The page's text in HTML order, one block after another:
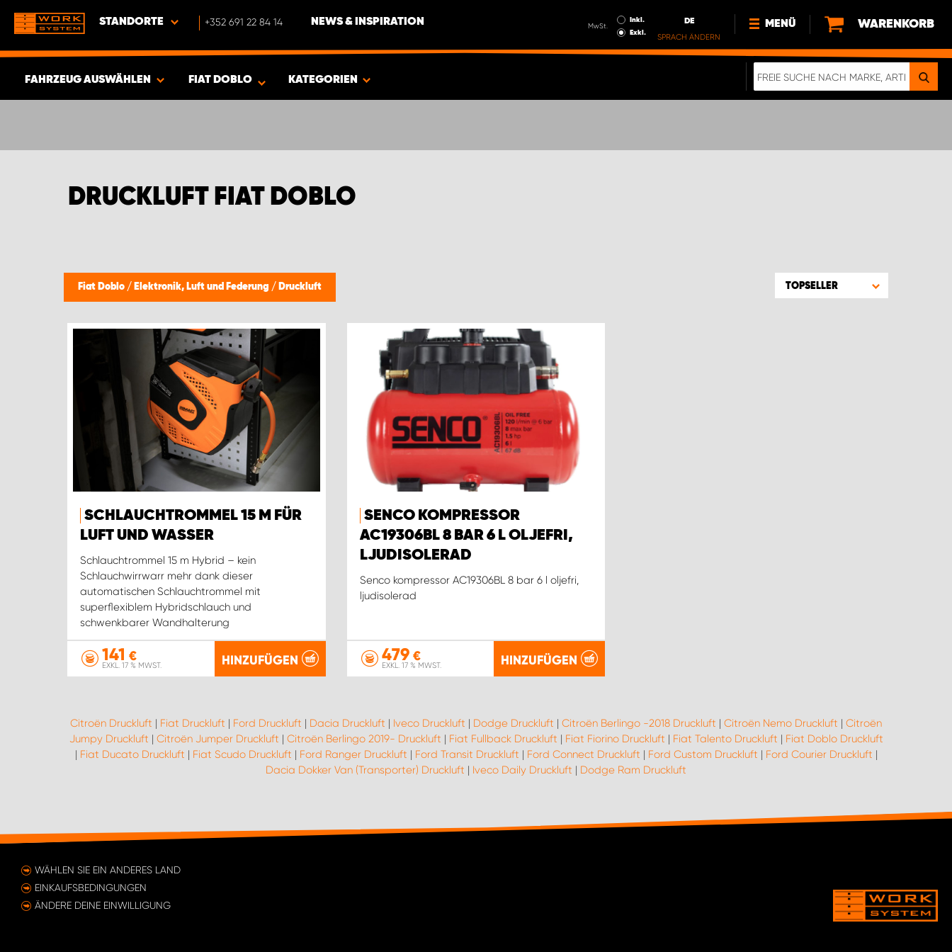
STANDORTE +352 691 22 84 14 NEWS & INSPIRATION MwSt.
Inkl.
Exkl.
DE
SPRACH ÄNDERN
MENÜ
NEWS
WARENKORB
FAHRZEUG AUSWÄHLEN
ARTIKEL
FIAT DOBLO KATEGORIEN
DRUCKLUFT FIAT DOBLO
Fiat Doblo / Elektronik, Luft und Federung / Druckluft TOPSELLER
SCHLAUCHTROMMEL 15 M FÜR
LUFT UND WASSER
Schlauchtrommel 15 m Hybrid – kein
Schlauchwirrwarr mehr dank dieser
automatischen Schlauchtrommel mit
superflexiblem Hybridschlauch und
schwenkbarer Wandhalterung
141 €
EXKL. 17 % MWST. HINZUFÜGEN
SENCO KOMPRESSOR
AC19306BL 8 BAR 6 L OLJEFRI,
LJUDISOLERAD
Senco kompressor AC19306BL 8 bar 6 l oljefri,
ljudisolerad
479€
EXKL. 17 % MWST. HINZUFÜGEN
Citroën Druckluft | Fiat Druckluft | Ford Druckluft | Dacia Druckluft | Iveco Druckluft | Dodge Druckluft | Citroën Berlingo -2018 Druckluft | Citroën Nemo Druckluft | Citroën
Jumpy Druckluft | Citroën Jumper Druckluft | Citroën Berlingo 2019- Druckluft | Fiat Fullback Druckluft | Fiat Fiorino Druckluft | Fiat Talento Druckluft | Fiat Doblo Druckluft
| Fiat Ducato Druckluft | Fiat Scudo Druckluft | Ford Ranger Druckluft | Ford Transit Druckluft | Ford Connect Druckluft | Ford Custom Druckluft | Ford Courier Druckluft |
Dacia Dokker Van (Transporter) Druckluft | Iveco Daily Druckluft | Dodge Ram Druckluft
WÄHLEN SIE EIN ANDERES LAND
EINKAUFSBEDINGUNGEN
ÄNDERE DEINE EINWILLIGUNG